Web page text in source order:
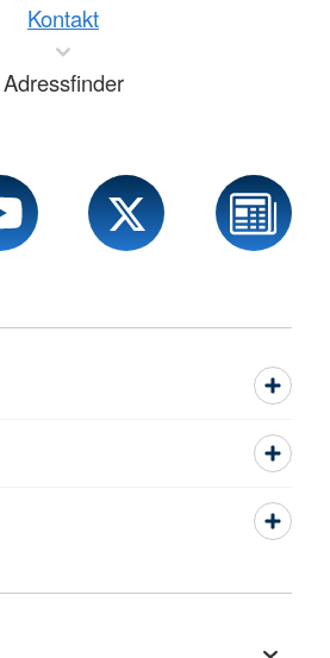
Kontakt
Adressfinder